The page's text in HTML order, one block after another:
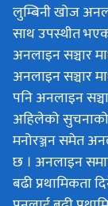
लुम्बिनी खोज
साथ उपस्थीत
अनलाइन सञ्चार
अनलाइन सञ्चार
पनि अनलाइन
अहिलेको
मनोरञ्जन समेत
छ । अनलाइन
बढी प्रथामिकता